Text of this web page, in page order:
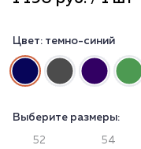
Цвет: темно-синий
Выберите размеры:
52 54